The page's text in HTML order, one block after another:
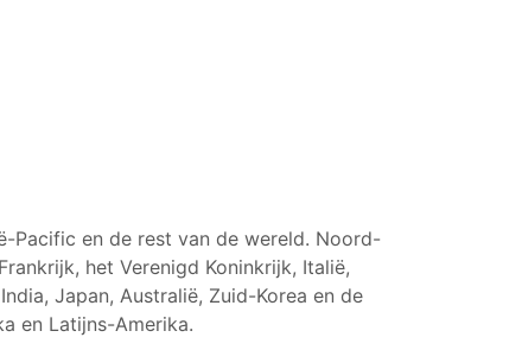
Pacific en de rest van de wereld. Noord-
het Verenigd Koninkrijk, Italië,
Japan, Australië, Zuid-Korea en de
en Latijns-Amerika.